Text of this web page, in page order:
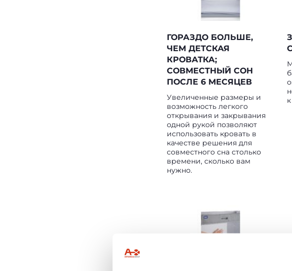
ГОРАЗДО БОЛЬШЕ,
ЧЕМ ДЕТСКАЯ
КРОВАТКА;
СОВМЕСТНЫЙ СОН
ПОСЛЕ 6 МЕСЯЦЕВ
Увеличенные размеры и
возможность легкого
открывания и закрывания
одной рукой позволяют
использовать кровать в
качестве решения для
совместного сна столько
времени, сколько вам
нужно.